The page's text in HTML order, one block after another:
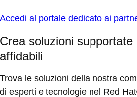
Accedi al portale dedicato ai
Crea soluzioni supportate
affidabili
Trova le soluzioni della nostra
di esperti e tecnologie nel Red